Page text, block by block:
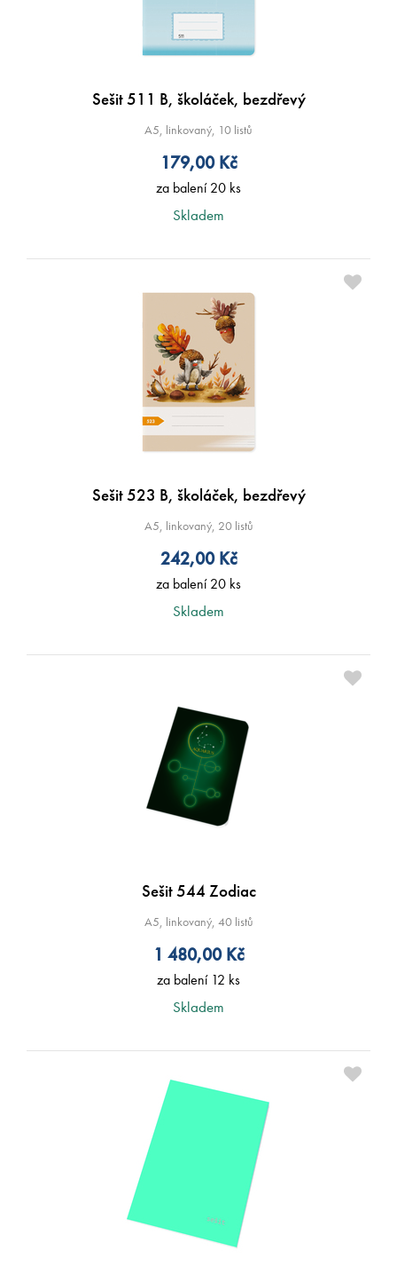
Sešit 511 B, školáček, bezdřevý
A5, linkovaný, 10 listů
179,00Kč
za balení 20 ks
Skladem
Sešit 523 B, školáček, bezdřevý
A5, linkovaný, 20 listů
242,00Kč
za balení 20 ks
Skladem
Sešit 544 Zodiac
A5, linkovaný, 40 listů
1 480,00Kč
za balení 12 ks
Skladem